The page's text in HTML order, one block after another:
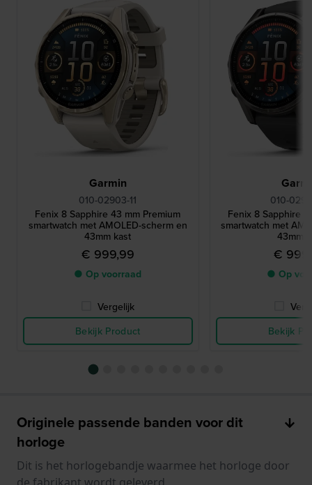
Garmin
010-02903-11
Fenix 8 Sapphire 43 mm Premium
smartwatch met AMOLED-scherm en
43mm kast
€ 999,99
● Op voorraad
Vergelijk
Bekijk Product
010-
Fenix 8 Sapphire
smartwatch met
43mm
€
● Op
Bekijk
Originele passende banden voor dit
horloge
Dit is het horlogebandje waarmee het horloge door